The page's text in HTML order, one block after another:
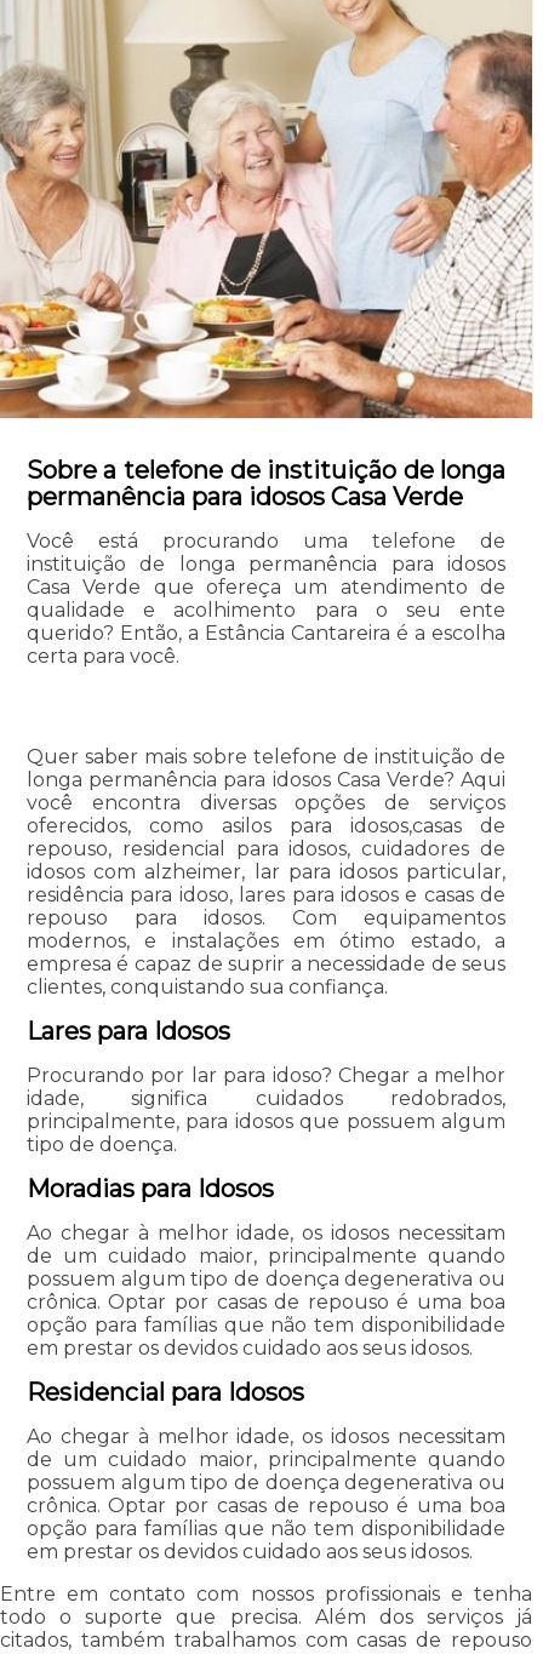
Sobre a telefone de instituição de longa
permanência para idosos Casa Verde
Você está procurando uma telefone de
instituição de longa permanência para idosos
Casa Verde que ofereça um atendimento de
qualidade e acolhimento para o seu ente
querido? Então, a Estância Cantareira é a escolha
certa para você.
Quer saber mais sobre telefone de instituição de
longa permanência para idosos Casa Verde? Aqui
você encontra diversas opções de serviços
oferecidos, como asilos para idosos,casas de
repouso, residencial para idosos, cuidadores de
idosos com alzheimer, lar para idosos particular,
residência para idoso, lares para idosos e casas de
repouso para idosos. Com equipamentos
modernos, e instalações em ótimo estado, a
empresa é capaz de suprir a necessidade de seus
clientes, conquistando sua confiança.
Lares para Idosos
Procurando por lar para idoso? Chegar a melhor
idade, significa cuidados redobrados,
principalmente, para idosos que possuem algum
tipo de doença.
Moradias para Idosos
Ao chegar à melhor idade, os idosos necessitam
de um cuidado maior, principalmente quando
possuem algum tipo de doença degenerativa ou
crônica. Optar por casas de repouso é uma boa
opção para famílias que não tem disponibilidade
em prestar os devidos cuidado aos seus idosos.
Residencial para Idosos
Ao chegar à melhor idade, os idosos necessitam
de um cuidado maior, principalmente quando
possuem algum tipo de doença degenerativa ou
crônica. Optar por casas de repouso é uma boa
opção para famílias que não tem disponibilidade
em prestar os devidos cuidado aos seus idosos.
Entre em contato com nossos profissionais e tenha
todo o suporte que precisa. Além dos serviços já
citados, também trabalhamos com casas de repouso